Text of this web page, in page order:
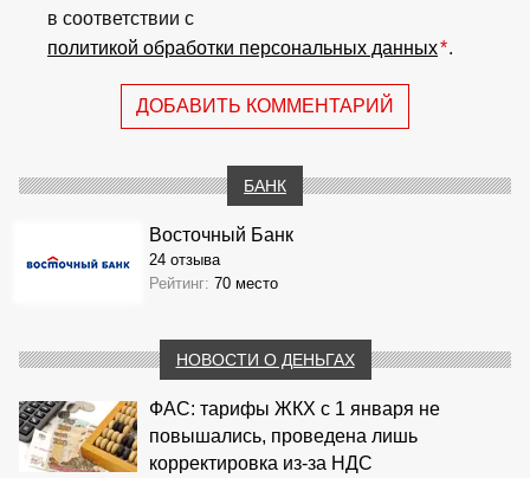
в соответствии с
политикой обработки персональных данных*.
ДОБАВИТЬ КОММЕНТАРИЙ
БАНК
Восточный Банк
24 отзыва
Рейтинг: 70 место
НОВОСТИ О ДЕНЬГАХ
ФАС: тарифы ЖКХ с 1 января не
повышались, проведена лишь
корректировка из‑за НДС